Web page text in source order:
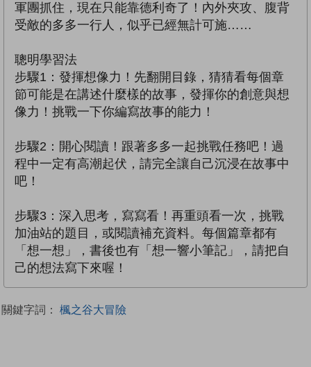
軍團抓住，現在只能靠德利奇了！內外夾攻、腹背
受敵的多多一行人，似乎已經無計可施……
聰明學習法
步驟1：發揮想像力！先翻開目錄，猜猜看每個章
節可能是在講述什麼樣的故事，發揮你的創意與想
像力！挑戰一下你編寫故事的能力！
步驟2：開心閱讀！跟著多多一起挑戰任務吧！過
程中一定有高潮起伏，請完全讓自己沉浸在故事中
吧！
步驟3：深入思考，寫寫看！再重頭看一次，挑戰
加油站的題目，或閱讀補充資料。每個篇章都有
「想一想」，書後也有「想一響小筆記」，請把自
己的想法寫下來喔！
關鍵字詞： 楓之谷大冒險